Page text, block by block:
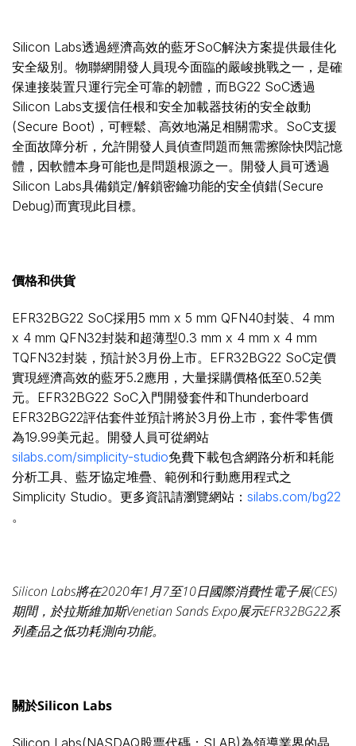
Silicon Labs透過經濟高效的藍牙SoC解決方案提供最佳化
安全級別。物聯網開發人員現今面臨的嚴峻挑戰之一，是確
保連接裝置只運行完全可靠的韌體，而BG22 SoC透過
Silicon Labs支援信任根和安全加載器技術的安全啟動
(Secure Boot)，可輕鬆、高效地滿足相關需求。SoC支援
全面故障分析，允許開發人員偵查問題而無需擦除快閃記憶
體，因軟體本身可能也是問題根源之一。開發人員可透過
Silicon Labs具備鎖定/解鎖密鑰功能的安全偵錯(Secure
Debug)而實現此目標。
價格和供貨
EFR32BG22 SoC採用5 mm x 5 mm QFN40封裝、4 mm
x 4 mm QFN32封裝和超薄型0.3 mm x 4 mm x 4 mm
TQFN32封裝，預計於3月份上市。EFR32BG22 SoC定價
實現經濟高效的藍牙5.2應用，大量採購價格低至0.52美
元。EFR32BG22 SoC入門開發套件和Thunderboard
EFR32BG22評估套件並預計將於3月份上市，套件零售價
為19.99美元起。開發人員可從網站
silabs.com/simplicity-studio免費下載包含網路分析和耗能
分析工具、藍牙協定堆疊、範例和行動應用程式之
Simplicity Studio。更多資訊請瀏覽網站： silabs.com/bg22
。
Silicon Labs將在2020年1月7至10日國際消費性電子展(CES)
期間，於拉斯維加斯Venetian Sands Expo展示EFR32BG22系
列產品之低功耗測向功能。
關於Silicon Labs
Silicon Labs(NASDAQ股票代碼：SLAB)為領導業界的晶